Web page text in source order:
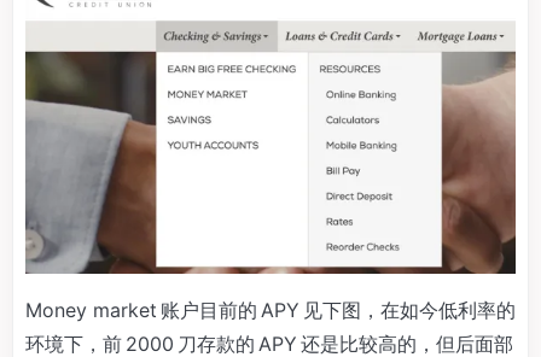
Money market 账户目前的 APY 见下图，在如今低利率的
环境下，前 2000 刀存款的 APY 还是比较高的，但后面部